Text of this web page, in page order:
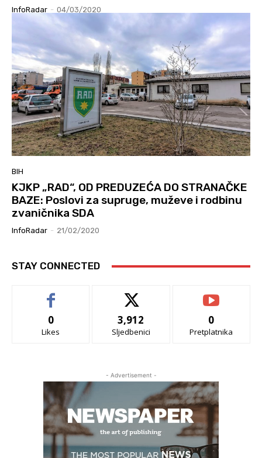
InfoRadar - 04/03/2020
BIH
KJKP „RAD“, OD PREDUZEĆA DO STRANAČKE
BAZE: Poslovi za supruge, muževe i rodbinu
zvaničnika SDA
InfoRadar - 21/02/2020
STAY CONNECTED
0
Likes
3,912
Sljedbenici
0
Pretplatnika
- Advertisement -